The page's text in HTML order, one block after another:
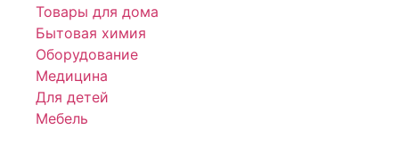
Товары для дома
Бытовая химия
Оборудование
Медицина
Для детей
Мебель